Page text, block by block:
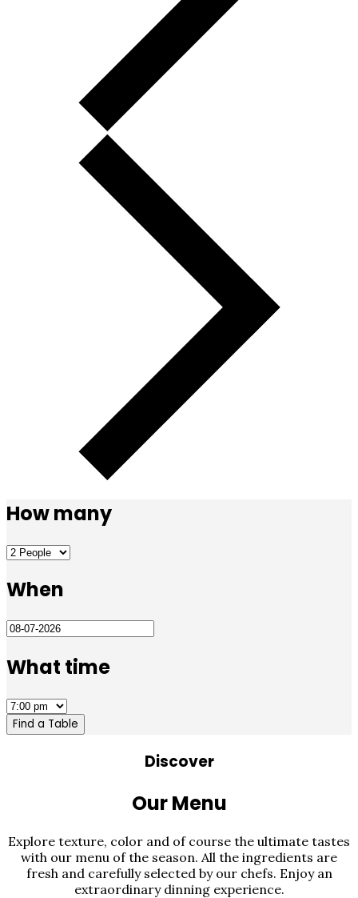
How many
When
What time
Find a Table
Discover
Our Menu
Explore texture, color and of course the ultimate tastes
with our menu of the season. All the ingredients are
fresh and carefully selected by our chefs. Enjoy an
extraordinary dinning experience.